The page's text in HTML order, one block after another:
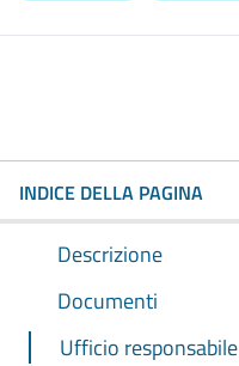
INDICE DELLA PAGINA
Descrizione
Documenti
Ufficio responsabile